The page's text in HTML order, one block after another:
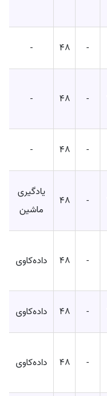
-
48
-
-
48
-
-
48
-
-
48
یادگیری
ماشین
-
48 داده‌کاوی
-
48 داده‌کاوی
-
48 داده‌کاوی